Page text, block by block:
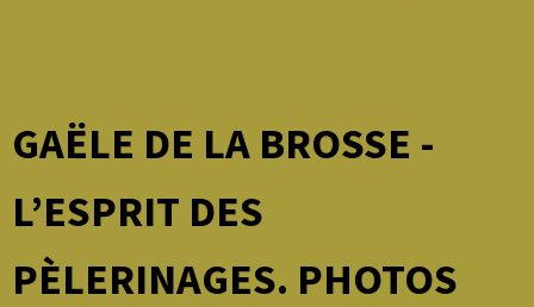
GAËLE DE LA BROSSE -
L’ESPRIT DES
PÈLERINAGES. PHOTOS